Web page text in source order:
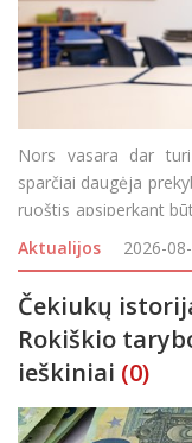
Nors vasara dar
sparčiai daugėja
ruoštis apsiperkant
nori, nenori vaikai ir
reikės įsigyti, kad
Aktualijos 2026-
Čekiukų
Rokiškio
ieškiniai (0)